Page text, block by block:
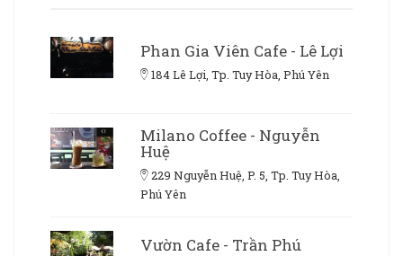
Phan Gia Viên Cafe - Lê Lợi
184 Lê Lợi, Tp. Tuy Hòa, Phú Yên
Milano Coffee - Nguyễn
Huệ
229 Nguyễn Huệ, P. 5, Tp. Tuy Hòa,
Phú Yên
Vườn Cafe - Trần Phú